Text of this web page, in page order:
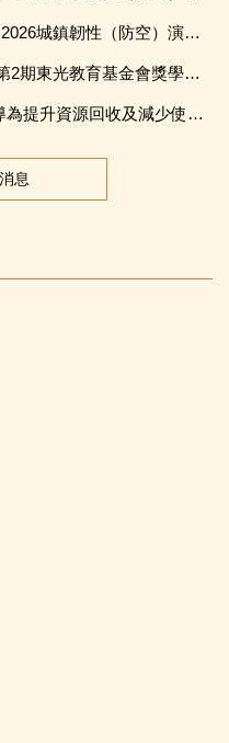
8月13日14時30分至15時實施，請配合實施演練。🚀
申請期間115年9月1日起至 115年9月30 日。
令及政策落實推動校園源頭減量、資源回收及一次性用品減量措施。
息